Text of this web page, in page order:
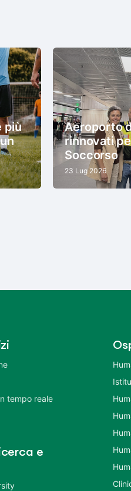
più
Aeroporto
rinnovati
Soccorso
23 Lug 2026
tempo reale
e